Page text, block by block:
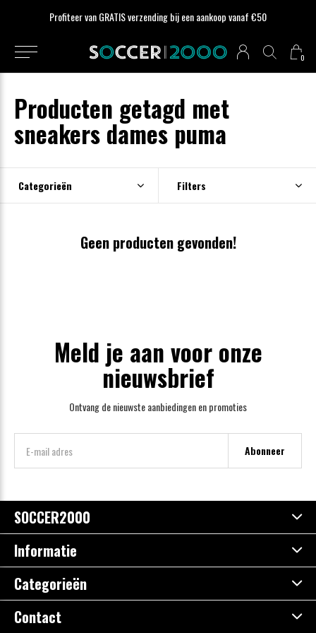
0
Profiteer van GRATIS verzending bij een aankoop vanaf €50
Producten getagd met
sneakers dames puma
Categorieën Filters
Geen producten gevonden!
Meld je aan voor onze
nieuwsbrief
Ontvang de nieuwste aanbiedingen en promoties
Abonneer
SOCCER2000
Informatie
Categorieën
Contact